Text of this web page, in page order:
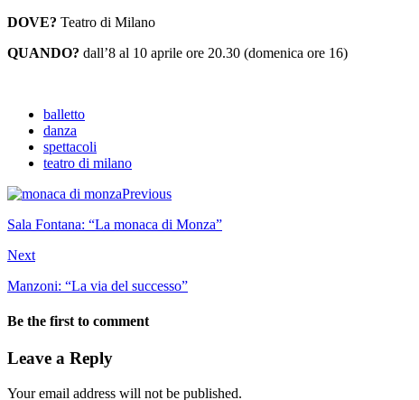
DOVE? Teatro di Milano
QUANDO? dall’8 al 10 aprile ore 20.30 (domenica ore 16)
balletto
danza
spettacoli
teatro di milano
Previous
Sala Fontana: “La monaca di Monza”
Next
Manzoni: “La via del successo”
Be the first to comment
Leave a Reply
Your email address will not be published.